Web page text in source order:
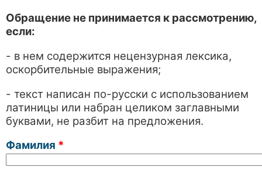
Обращение не принимается к рассмотрению,
если:
- в нем содержится нецензурная лексика,
оскорбительные выражения;
- текст написан по-русски с использованием
латиницы или набран целиком заглавными
буквами, не разбит на предложения.
Фамилия *